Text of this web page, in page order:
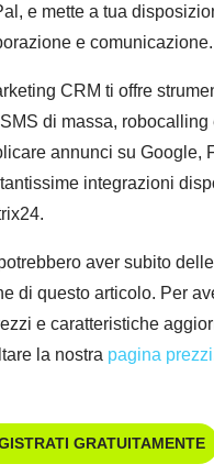
e mette a tua
e comunicazione.
CRM ti offre
di massa, robocalling
annunci su Google,
integrazioni
aver subito
di questo articolo. Per
e caratteristiche
la nostra pagina prezzi
GRATUITAMENTE